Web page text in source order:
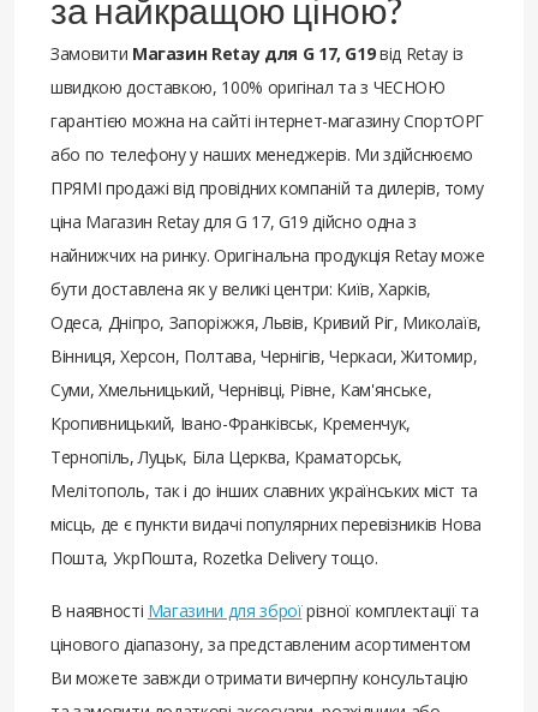
за найкращою ціною?
Замовити Магазин Retay для G 17, G19від Retay із
швидкою доставкою, 100% оригінал та з ЧЕСНОЮ
гарантією можна на сайті інтернет-магазину СпортОРГ
або по телефону у наших менеджерів. Ми здійснюємо
ПРЯМІ продажі від провідних компаній та дилерів, тому
ціна Магазин Retay для G 17, G19 дійсно одна з
найнижчих на ринку. Оригінальна продукція Retay може
бути доставлена ​​як у великі центри: Київ, Харків,
Одеса, Дніпро, Запоріжжя, Львів, Кривий Ріг, Миколаїв,
Вінниця, Херсон, Полтава, Чернігів, Черкаси, Житомир,
Суми, Хмельницький, Чернівці, Рівне, Кам'янське,
Кропивницький, Івано-Франківськ, Кременчук,
Тернопіль, Луцьк, Біла Церква, Краматорськ,
Мелітополь, так і до інших славних українських міст та
місць, де є пункти видачі популярних перевізників Нова
Пошта, УкрПошта, Rozetka Delivery тощо.
В наявності Магазини для зброїрізної комплектації та
цінового діапазону, за представленим асортиментом
Ви можете завжди отримати вичерпну консультацію